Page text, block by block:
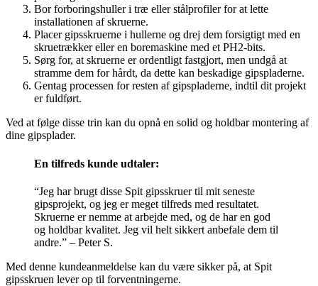
Bor forboringshuller i træ eller stålprofiler for at lette
installationen af skruerne.
Placer gipsskruerne i hullerne og drej dem forsigtigt med en
skruetrækker eller en boremaskine med et PH2-bits.
Sørg for, at skruerne er ordentligt fastgjort, men undgå at
stramme dem for hårdt, da dette kan beskadige gipspladerne.
Gentag processen for resten af ​​gipspladerne, indtil dit projekt
er fuldført.
Ved at følge disse trin kan du opnå en solid og holdbar montering af
dine gipsplader.
En tilfreds kunde udtaler:
“Jeg har brugt disse Spit gipsskruer til mit seneste
gipsprojekt, og jeg er meget tilfreds med resultatet.
Skruerne er nemme at arbejde med, og de har en god
og holdbar kvalitet. Jeg vil helt sikkert anbefale dem til
andre.” – Peter S.
Med denne kundeanmeldelse kan du være sikker på, at Spit
gipsskruen lever op til forventningerne.